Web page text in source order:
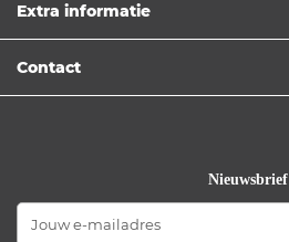
Extra informatie
Contact
Nieuwsbrief